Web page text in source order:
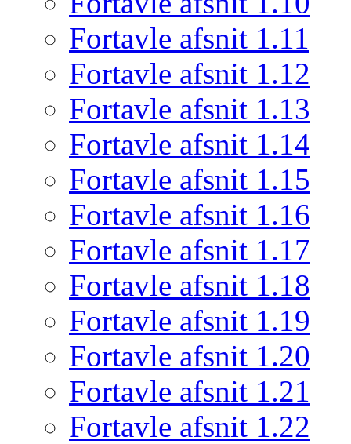
Fortavle afsnit 1.11
Fortavle afsnit 1.12
Fortavle afsnit 1.13
Fortavle afsnit 1.14
Fortavle afsnit 1.15
Fortavle afsnit 1.16
Fortavle afsnit 1.17
Fortavle afsnit 1.18
Fortavle afsnit 1.19
Fortavle afsnit 1.20
Fortavle afsnit 1.21
Fortavle afsnit 1.22